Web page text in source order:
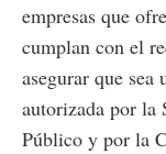
empresas que
cumplan con el
asegurar que sea
autorizada por la
Público y por la